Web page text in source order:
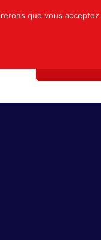
que vous